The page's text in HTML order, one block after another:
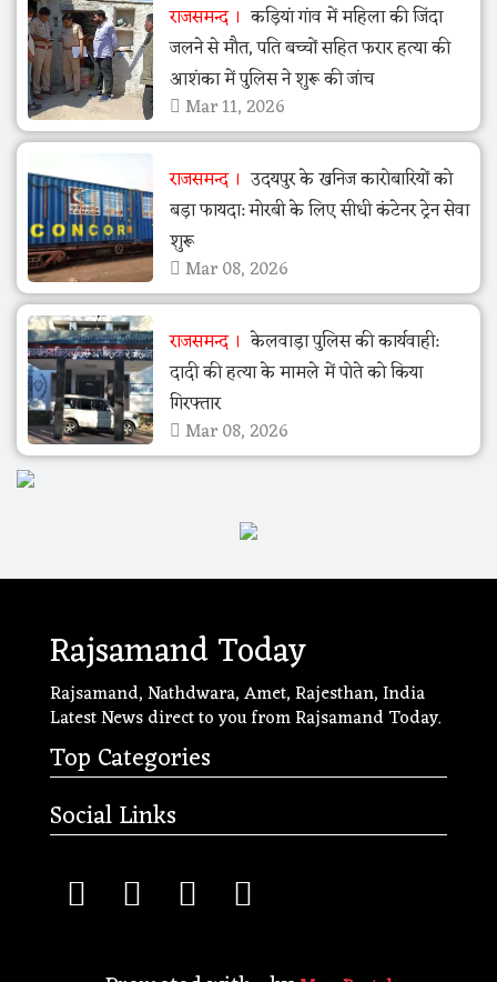
राजसमन्द
कड़ियां गांव में महिला की जिंदा
जलने से मौत, पति बच्चों सहित फरार हत्या की
आशंका में पुलिस ने शुरू की जांच
Mar 11, 2026
राजसमन्द
उदयपुर के खनिज कारोबारियों को
बड़ा फायदा: मोरबी के लिए सीधी कंटेनर ट्रेन सेवा
शुरू
Mar 08, 2026
राजसमन्द
केलवाड़ा पुलिस की कार्यवाही:
दादी की हत्या के मामले में पोते को किया
गिरफ्तार
Mar 08, 2026
Rajsamand Today
Rajsamand, Nathdwara, Amet, Rajesthan, India
Latest News direct to you from Rajsamand Today.
Top Categories
Social Links